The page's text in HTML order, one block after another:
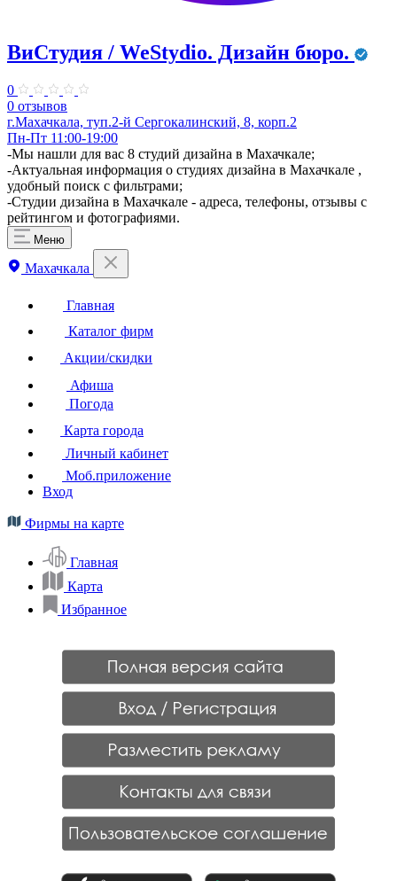
ВиСтудия / WeStydio. Дизайн бюро.
0
0 отзывов
г.Махачкала, туп.2-й Сергокалинский, 8, корп.2
Пн-Пт 11:00-19:00
​-Мы нашли для вас 8 студий дизайна в Махачкале;
-Актуальная информация о студиях дизайна в Махачкале ,
удобный поиск с фильтрами;
-Студии дизайна в Махачкале - адреса, телефоны, отзывы с
рейтингом и фотографиями.
Меню
Махачкала
Главная
Каталог фирм
Акции/скидки
Афиша
Погода
Карта города
Личный кабинет
Моб.приложение
Вход
Фирмы на карте
Главная
Карта
Избранное